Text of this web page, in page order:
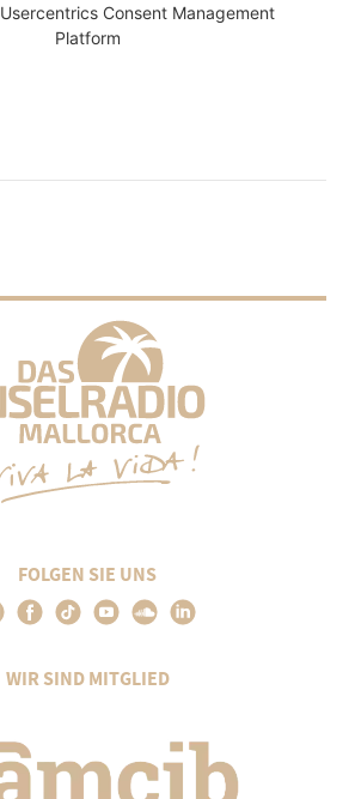
Usercentrics Consent Management
Platform
FOLGEN SIE UNS
WIR SIND MITGLIED